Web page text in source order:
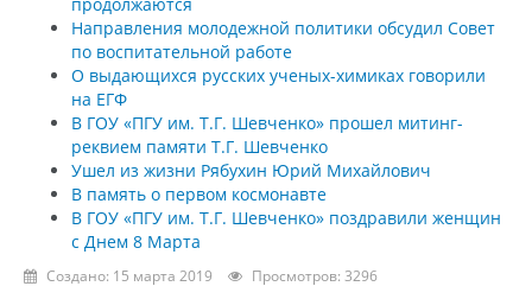
Направления молодежной политики обсудил Совет
по воспитательной работе
О выдающихся русских ученых-химиках говорили
на ЕГФ
В ГОУ «ПГУ им. Т.Г. Шевченко» прошел митинг-
реквием памяти Т.Г. Шевченко
Ушел из жизни Рябухин Юрий Михайлович
В память о первом космонавте
В ГОУ «ПГУ им. Т.Г. Шевченко» поздравили женщин
с Днем 8 Марта
Создано: 15 марта 2019 Просмотров: 3296